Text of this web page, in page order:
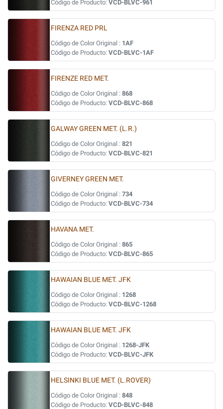
Código de Producto: VCD-BLVC-961
FIRENZA RED PRL
Código de Color Original : 1AF
Código de Producto: VCD-BLVC-1AF
FIRENZE RED MET.
Código de Color Original : 868
Código de Producto: VCD-BLVC-868
GALWAY GREEN MET. (L.R.)
Código de Color Original : 821
Código de Producto: VCD-BLVC-821
GIVERNEY GREEN MET.
Código de Color Original : 734
Código de Producto: VCD-BLVC-734
HAVANA MET.
Código de Color Original : 865
Código de Producto: VCD-BLVC-865
HAWAIAN BLUE MET. JFK
Código de Color Original : 1268
Código de Producto: VCD-BLVC-1268
HAWAIAN BLUE MET. JFK
Código de Color Original : 1268-JFK
Código de Producto: VCD-BLVC-JFK
HELSINKI BLUE MET. (L.ROVER)
Código de Color Original : 848
Código de Producto: VCD-BLVC-848